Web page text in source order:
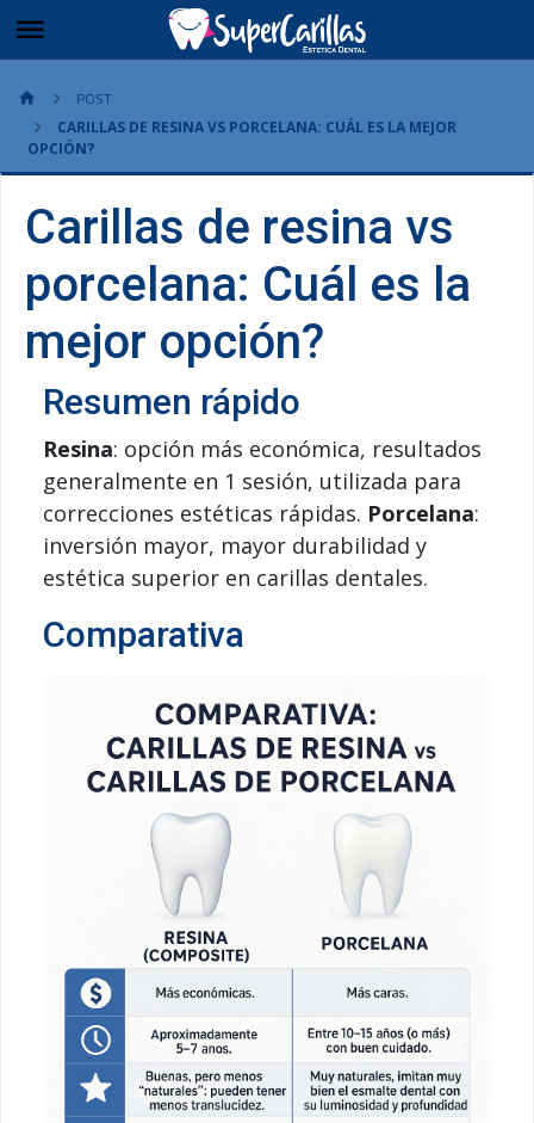
POST
CARILLAS DE RESINA VS PORCELANA: CUÁL ES LA MEJOR
OPCIÓN?
Carillas de resina vs
porcelana: Cuál es la
mejor opción?
Resumen rápido
Resina: opción más económica, resultados
generalmente en 1 sesión, utilizada para
correcciones estéticas rápidas. Porcelana:
inversión mayor, mayor durabilidad y
estética superior en carillas dentales.
Comparativa